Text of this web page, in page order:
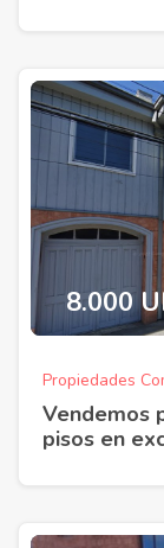
8.000
Propiedades
Vendemos
pisos en